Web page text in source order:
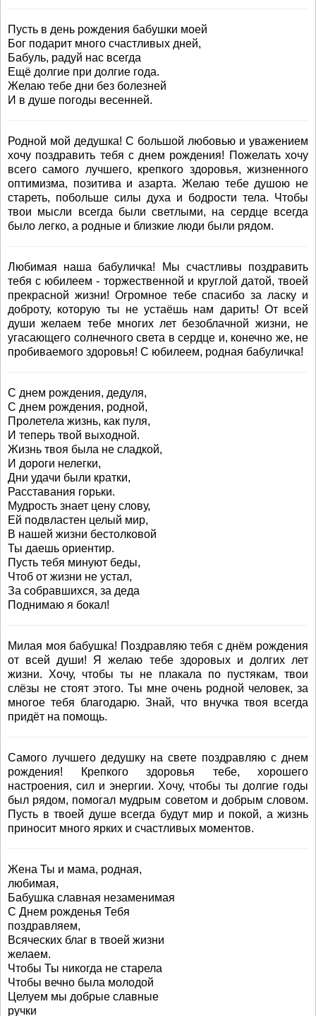
Пусть в день рождения бабушки моей
Бог подарит много счастливых дней,
Бабуль, радуй нас всегда
Ещё долгие при долгие года.
Желаю тебе дни без болезней
И в душе погоды весенней.
Родной мой дедушка! С большой любовью и уважением
хочу поздравить тебя с днем рождения! Пожелать хочу
всего самого лучшего, крепкого здоровья, жизненного
оптимизма, позитива и азарта. Желаю тебе душою не
стареть, побольше силы духа и бодрости тела. Чтобы
твои мысли всегда были светлыми, на сердце всегда
было легко, а родные и близкие люди были рядом.
Любимая наша бабуличка! Мы счастливы поздравить
тебя с юбилеем - торжественной и круглой датой, твоей
прекрасной жизни! Огромное тебе спасибо за ласку и
доброту, которую ты не устаёшь нам дарить! От всей
души желаем тебе многих лет безоблачной жизни, не
угасающего солнечного света в сердце и, конечно же, не
пробиваемого здоровья! С юбилеем, родная бабуличка!
С днем рождения, дедуля,
С днем рождения, родной,
Пролетела жизнь, как пуля,
И теперь твой выходной.
Жизнь твоя была не сладкой,
И дороги нелегки,
Дни удачи были кратки,
Расставания горьки.
Мудрость знает цену слову,
Ей подвластен целый мир,
В нашей жизни бестолковой
Ты даешь ориентир.
Пусть тебя минуют беды,
Чтоб от жизни не устал,
За собравшихся, за деда
Поднимаю я бокал!
Милая моя бабушка! Поздравляю тебя с днём рождения
от всей души! Я желаю тебе здоровых и долгих лет
жизни. Хочу, чтобы ты не плакала по пустякам, твои
слёзы не стоят этого. Ты мне очень родной человек, за
многое тебя благодарю. Знай, что внучка твоя всегда
придёт на помощь.
Самого лучшего дедушку на свете поздравляю с днем
рождения! Крепкого здоровья тебе, хорошего
настроения, сил и энергии. Хочу, чтобы ты долгие годы
был рядом, помогал мудрым советом и добрым словом.
Пусть в твоей душе всегда будут мир и покой, а жизнь
приносит много ярких и счастливых моментов.
Жена Ты и мама, родная,
любимая,
Бабушка славная незаменимая
С Днем рожденья Тебя
поздравляем,
Всяческих благ в твоей жизни
желаем.
Чтобы Ты никогда не старела
Чтобы вечно была молодой
Целуем мы добрые славные
ручки